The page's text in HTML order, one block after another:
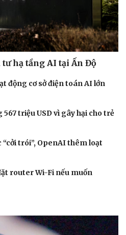
hạ tầng AI tại Ấn Độ
động cơ sở điện toán AI lớn
triệu USD vì gây hại cho trẻ
trói”, OpenAI thêm loạt
router Wi-Fi nếu muốn